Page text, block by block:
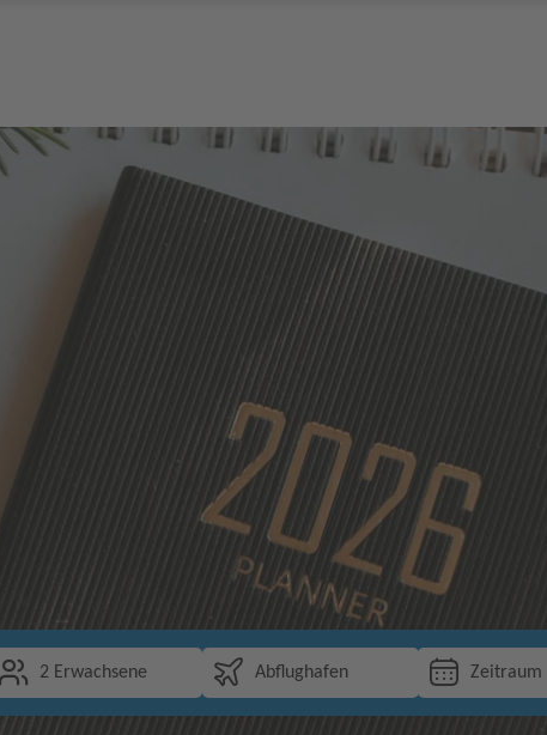
2 Erwachsene Abflughafen Zeitraum